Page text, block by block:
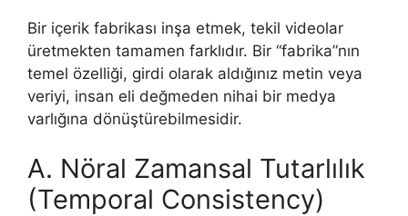
Bir içerik fabrikası inşa etmek, tekil videolar
üretmekten tamamen farklıdır. Bir “fabrika”nın
temel özelliği, girdi olarak aldığınız metin veya
veriyi, insan eli değmeden nihai bir medya
varlığına dönüştürebilmesidir.
A. Nöral Zamansal Tutarlılık
(Temporal Consistency)